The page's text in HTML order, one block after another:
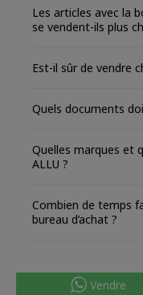
Les articles avec la
se vendent-ils plus
Est-il sûr de vendre
Quels documents
Quelles marques et
ALLU ?
Combien de temps
bureau d’achat ?
Vendre